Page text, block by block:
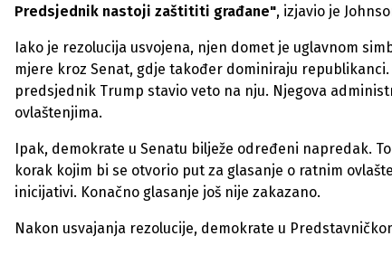
Predsjednik nastoji zaštititi građane", izjavio je
Iako je rezolucija usvojena, njen domet je uglavnom
mjere kroz Senat, gdje također dominiraju
predsjednik Trump stavio veto na nju. Njegova
ovlaštenjima.
Ipak, demokrate u Senatu bilježe određeni napredak.
korak kojim bi se otvorio put za glasanje o ratnim
inicijativi. Konačno glasanje još nije zakazano.
Nakon usvajanja rezolucije, demokrate u